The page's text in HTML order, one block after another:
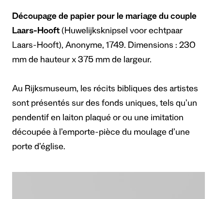
Découpage de papier pour le mariage du couple
Laars-Hooft (Huwelijksknipsel voor echtpaar
Laars-Hooft), Anonyme, 1749. Dimensions : 230
mm de hauteur x 375 mm de largeur.
Au Rijksmuseum, les récits bibliques des artistes
sont présentés sur des fonds uniques, tels qu’un
pendentif en laiton plaqué or ou une imitation
découpée à l’emporte-pièce du moulage d’une
porte d’église.